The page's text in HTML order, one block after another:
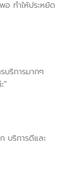
อ ทำให้ประหยัด
บริการมากๆ
"
บริการดีและ